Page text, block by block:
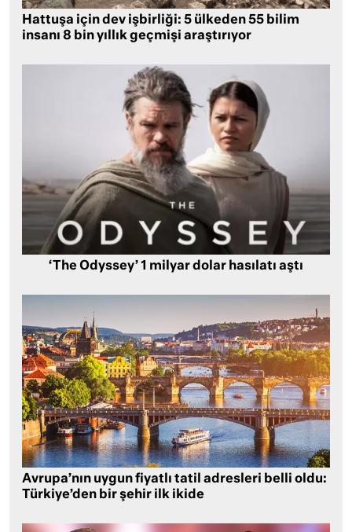
Hattuşa için dev işbirliği: 5 ülkeden 55 bilim
insanı 8 bin yıllık geçmişi araştırıyor
‘The Odyssey’ 1 milyar dolar hasılatı aştı
Avrupa’nın uygun fiyatlı tatil adresleri belli oldu:
Türkiye’den bir şehir ilk ikide